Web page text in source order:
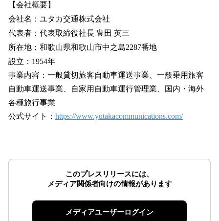
【会社概要】
会社名：ユタカ交通株式会社
代表者：代表取締役社長 豊田 英三
所在地：和歌山県和歌山市中之島2287番地
設立：1954年
事業内容：一般貸切旅客自動車運送事業、一般乗用旅客
自動車運送事業、自家用自動車運行管理業、国内・海外
各種旅行事業
公式サイト： https://www.yutakacommunications.com/
このプレスリリースには、
メディア関係者向けの情報があります
メディアユーザーログイン